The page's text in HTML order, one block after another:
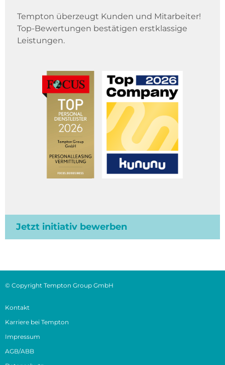
Tempton überzeugt Kunden und Mitarbeiter!
Top-Bewertungen bestätigen erstklassige
Leistungen.
Jetzt initiativ bewerben
© Copyright Tempton Group GmbH
Kontakt
Karriere bei Tempton
Impressum
AGB/ABB